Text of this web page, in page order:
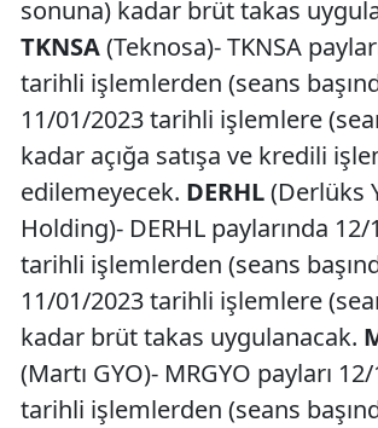
sonuna) kadar brüt takas
TKNSA(Teknosa)- TKNSA
tarihli işlemlerden (seans
11/01/2023 tarihli işlemlere
kadar açığa satışa ve kredili
edilemeyecek. DERHL(Derlüks
Holding)- DERHL paylarında
tarihli işlemlerden (seans
11/01/2023 tarihli işlemlere
kadar brüt takas uygulanacak.
(Martı GYO)- MRGYO payları
tarihli işlemlerden (seans